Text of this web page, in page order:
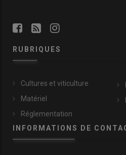
RUBRIQUES
Cultures et viticulture
Matériel
Réglementation
INFORMATIONS DE